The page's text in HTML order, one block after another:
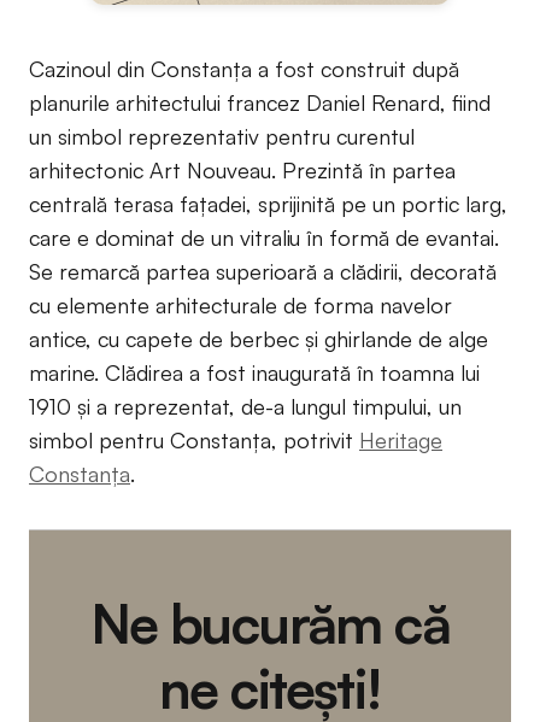
Cazinoul din Constanța a fost construit după
planurile arhitectului francez Daniel Renard, fiind
un simbol reprezentativ pentru curentul
arhitectonic Art Nouveau. Prezintă în partea
centrală terasa fațadei, sprijinită pe un portic larg,
care e dominat de un vitraliu în formă de evantai.
Se remarcă partea superioară a clădirii, decorată
cu elemente arhitecturale de forma navelor
antice, cu capete de berbec și ghirlande de alge
marine. Clădirea a fost inaugurată în toamna lui
1910 și a reprezentat, de-a lungul timpului, un
simbol pentru Constanța, potrivit Heritage
Constanța.
Ne bucurăm că
ne citești!